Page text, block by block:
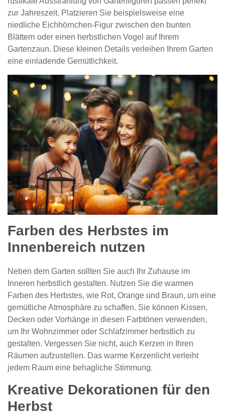
zur Jahreszeit. Platzieren Sie beispielsweise eine
niedliche Eichhörnchen-Figur zwischen den bunten
Blättern oder einen herbstlichen Vogel auf Ihrem
Gartenzaun. Diese kleinen Details verleihen Ihrem Garten
eine einladende Gemütlichkeit.
Farben des Herbstes im
Innenbereich nutzen
Neben dem Garten sollten Sie auch Ihr Zuhause im
Inneren herbstlich gestalten. Nutzen Sie die warmen
Farben des Herbstes, wie Rot, Orange und Braun, um eine
gemütliche Atmosphäre zu schaffen. Sie können Kissen,
Decken oder Vorhänge in diesen Farbtönen verwenden,
um Ihr Wohnzimmer oder Schlafzimmer herbstlich zu
gestalten. Vergessen Sie nicht, auch Kerzen in Ihren
Räumen aufzustellen. Das warme Kerzenlicht verleiht
jedem Raum eine behagliche Stimmung.
Kreative Dekorationen für den
Herbst